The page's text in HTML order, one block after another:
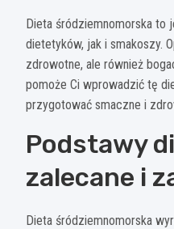
Dieta śródziemnomorska to
dietetyków, jak i smakoszy.
zdrowotne, ale również
pomoże Ci wprowadzić tę
przygotować smaczne i
Podstawy
zalecane i
Dieta śródziemnomorska